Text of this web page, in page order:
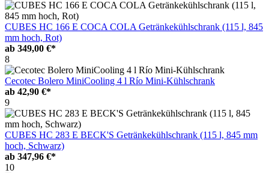
CUBES HC 166 E COCA COLA Getränkekühlschrank (115 l, 845
mm hoch, Rot)
ab 349,00 €*
8
Cecotec Bolero MiniCooling 4 l Río Mini-Kühlschrank
ab 42,90 €*
9
CUBES HC 283 E BECK'S Getränkekühlschrank (115 l, 845 mm
hoch, Schwarz)
ab 347,96 €*
10